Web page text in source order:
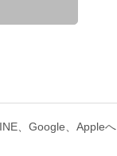
、Google、Appleへ